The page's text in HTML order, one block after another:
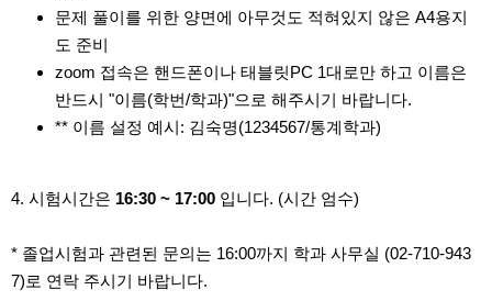
문제 풀이를 위한 양면에 아무것도 적혀있지 않은 A4용지
도 준비
zoom 접속은 핸드폰이나 태블릿PC 1대로만 하고 이름은
반드시 "이름(학번/학과)"으로 해주시기 바랍니다.
** 이름 설정 예시: 김숙명(1234567/통계학과)
4. 시험시간은 16:30 ~ 17:00 입니다. (시간 엄수)
* 졸업시험과 관련된 문의는 16:00까지 학과 사무실 (02-710-943
7)로 연락 주시기 바랍니다.